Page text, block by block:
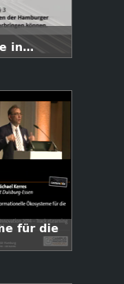
in
für die